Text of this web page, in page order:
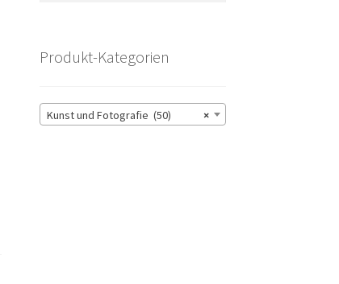
Produkt-Kategorien
×
Kunst und Fotografie (50)